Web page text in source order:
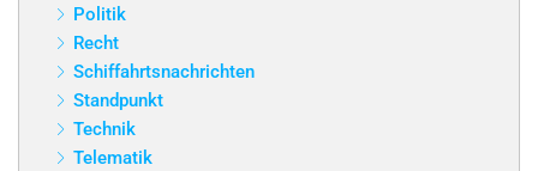
Politik
Recht
Schiffahrtsnachrichten
Standpunkt
Technik
Telematik